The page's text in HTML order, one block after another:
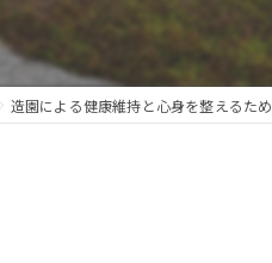
リフォーム
造園による健康維持と心身を整えるた